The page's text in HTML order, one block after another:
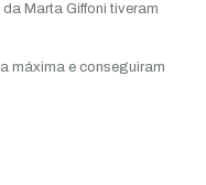
Marta Giffoni tiveram
máxima e conseguiram